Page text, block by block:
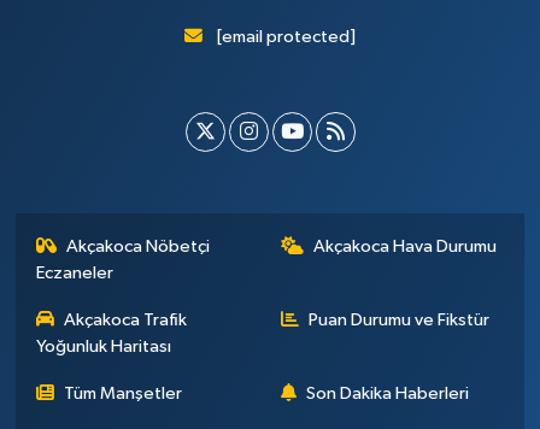
[email protected]
Akçakoca Nöbetçi
Eczaneler
Akçakoca Hava Durumu
Akçakoca Trafik
Yoğunluk Haritası
Puan Durumu ve Fikstür
Tüm Manşetler Son Dakika Haberleri